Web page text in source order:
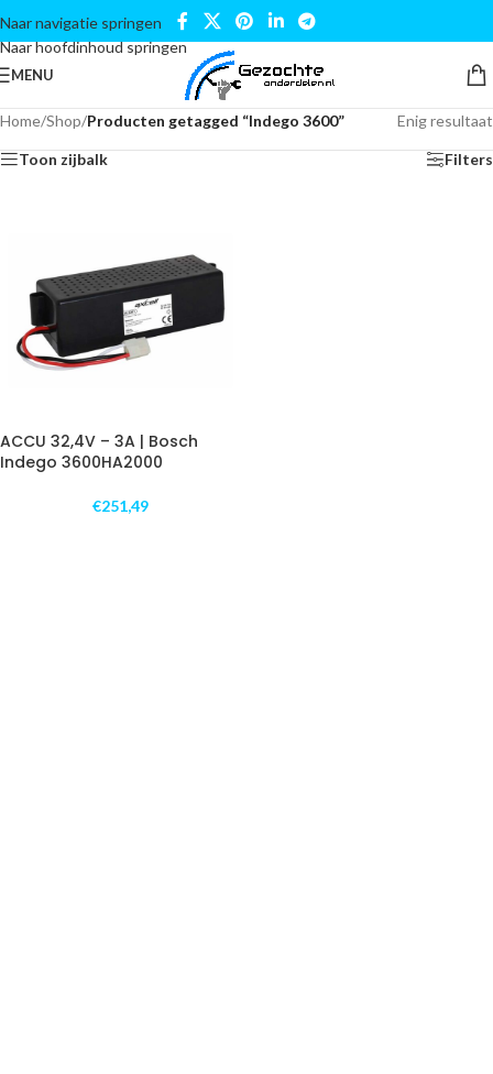
Naar navigatie springen
Naar hoofdinhoud springen
MENU
Home/Shop/Producten getagged “Indego 3600” Enig resultaat
Toon zijbalk Filters
ACCU 32,4V – 3A | Bosch
Indego 3600HA2000
€251,49